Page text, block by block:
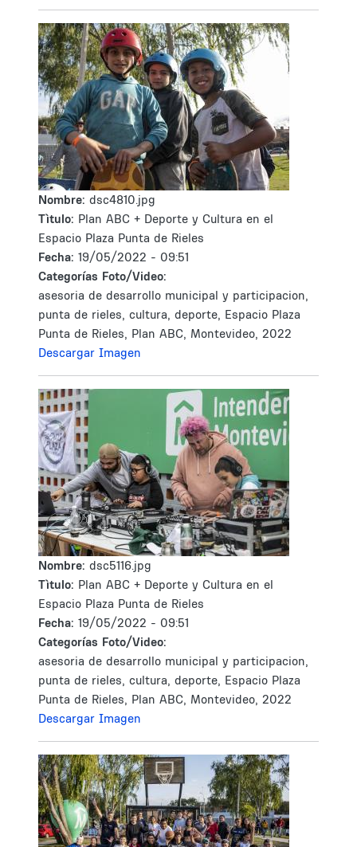
Nombre: dsc4810.jpg
Tìtulo: Plan ABC + Deporte y Cultura en el
Espacio Plaza Punta de Rieles
Fecha: 19/05/2022 - 09:51
Categorías Foto/Video:
asesoria de desarrollo municipal y participacion,
punta de rieles, cultura, deporte, Espacio Plaza
Punta de Rieles, Plan ABC, Montevideo, 2022
Descargar Imagen
Nombre: dsc5116.jpg
Tìtulo: Plan ABC + Deporte y Cultura en el
Espacio Plaza Punta de Rieles
Fecha: 19/05/2022 - 09:51
Categorías Foto/Video:
asesoria de desarrollo municipal y participacion,
punta de rieles, cultura, deporte, Espacio Plaza
Punta de Rieles, Plan ABC, Montevideo, 2022
Descargar Imagen